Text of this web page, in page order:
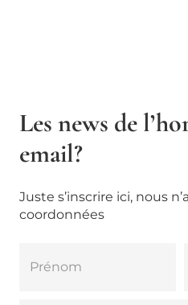
Les news de
email?
Juste s’inscrire ici, nous
coordonnées